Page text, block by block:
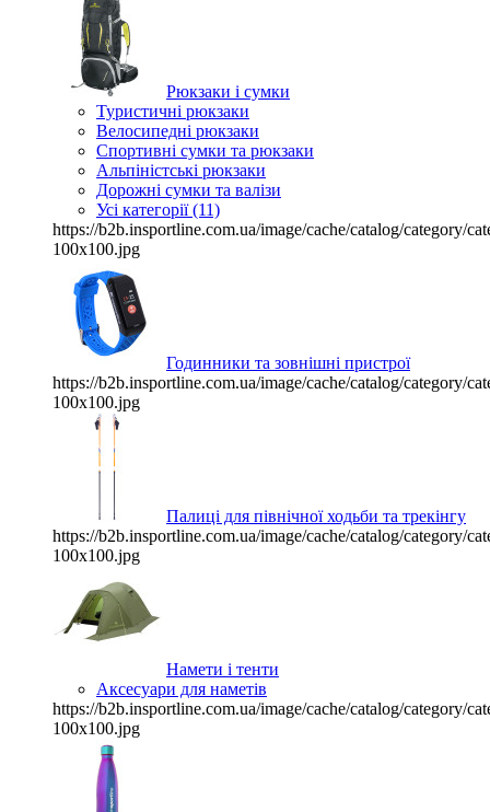
Рюкзаки і сумки
Туристичні рюкзаки
Велосипедні рюкзаки
Спортивні сумки та рюкзаки
Альпіністські рюкзаки
Дорожні сумки та валізи
Усі категорії (11)
https://b2b.insportline.com.ua/image/cache/catalog/category/
100x100.jpg
Годинники та зовнішні пристрої
https://b2b.insportline.com.ua/image/cache/catalog/category/
100x100.jpg
Палиці для північної ходьби та трекінгу
https://b2b.insportline.com.ua/image/cache/catalog/category/
100x100.jpg
Намети і тенти
Аксесуари для наметів
https://b2b.insportline.com.ua/image/cache/catalog/category/
100x100.jpg